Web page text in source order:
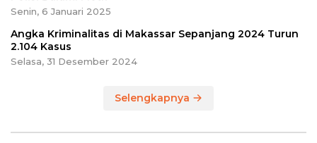
Senin, 6 Januari 2025
Angka Kriminalitas di Makassar Sepanjang 2024 Turun
2.104 Kasus
Selasa, 31 Desember 2024
Selengkapnya